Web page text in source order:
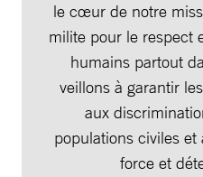
le cœur de notre
milite pour le respect
humains partout
veillons à garantir
aux
populations civiles
force et